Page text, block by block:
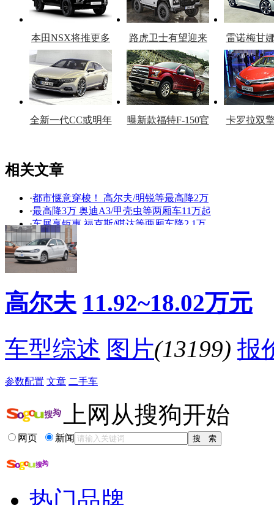
本田NSX将推更多
车型
路虎卫士有望迎来
复产
雷诺梅甘
官
全新一代CC或明年
曝新款福特F-150官
卡罗拉双
看赛车宝贝争奇斗
艳
车模美腿爆乳无惧
走光
相关文章
·都市惬意穿梭！ 高尔夫/明锐等最高降2万
·最高降3万 奥迪A3/甲壳虫等两厢车11万起
·车展享钜惠 福克斯/骐达等两厢车降2.1万
·
[长春]热门两厢车 高尔夫指定款降9000元
·[杭州]高尔夫:优惠4000元 最低11.59万起
·高尔夫6购车优惠5000元 最低售价13.18万
·宝来/思域等八款紧凑车不足10万引爆车展
[无锡]大众高尔夫1.4T优惠3000元 有现车
·安全不打折 10款C-NCAP五星紧凑型车盘点
·贴膜改色弱爆了"能真正变色"高尔夫7现身
相关贴子更多>>
·【买车真人秀06期】16款高七1.4T自舒购车记
·终于迎来了人生中的第一辆车
·
小高已到，爱不释手啊！
·多图申精春暖花开有点意思的提车作业
我眼中的她，1.4T自舒高七用车作业
·大众高尔夫R怎么样？-记我的3年用车感受
让我感受小资生活的高尔夫
高尔夫 11.92~18.02万元
车型综述 图片(13199) 报
参数配置 文章 二手车
上网从搜狗开始
网页 新闻
热门品牌